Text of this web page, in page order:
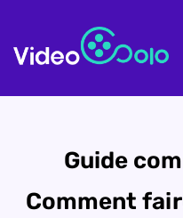
Guide
Comment